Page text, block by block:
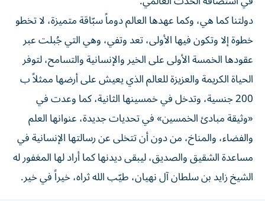
دولتنا كما هي، وكما عهدها العالم دوماً سبّاقة متميزة، لا تخطو
خطوة إلا وتكون فيها الأولى، تعد وتفي، وهي التي جُبلت عبر
عقودها الخمسة الأولى على الخير والإنسانية والتسامح، لتوفر
الحياة الكريمة والعزيزة للعالم الذي يعيش على أرضها ممثلاً ب
200 جنسية، وتدخل في خمسينها الثانية، كما وعدت في
«وثيقة مبادئ الخمسين» في تحديات جديدة، عنوانها العلم
والفضاء، والمناخ، من دون أن تتخلى عن رسالتها الإنسانية في
مساعدة الشقيق والصديق، ليبقى ديدنها كما أراد لها المغفور له
الشيخ زايد بن سلطان آل نهيان، طيّب الله ثراه، خيراً في خير.